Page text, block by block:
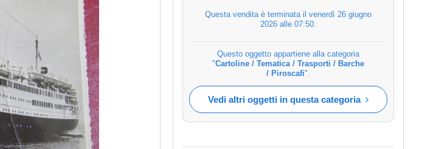
Questa vendita è terminata il venerdì 26 giugno
2026 alle 07:50
Questo oggetto appartiene alla categoria
"Cartoline / Tematica / Trasporti / Barche
/ Piroscafi".
Vedi altri oggetti in questa categoria